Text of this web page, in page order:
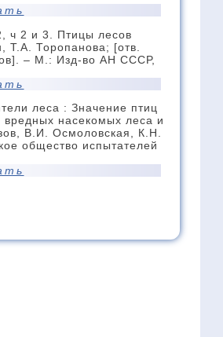
ч 2 и 3. Птицы лесов
Торопанова; [отв.
– М.: Изд-во АН СССР,
леса : Значение птиц
вредных насекомых леса и
В.И. Осмоловская, К.Н.
общество испытателей